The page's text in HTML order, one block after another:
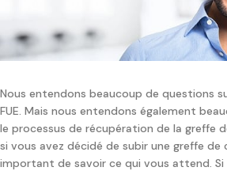
Nous entendons beaucoup de questions
FUE. Mais nous entendons également
le processus de récupération de la greffe
si vous avez décidé de subir une greffe de
important de savoir ce qui vous attend. Si